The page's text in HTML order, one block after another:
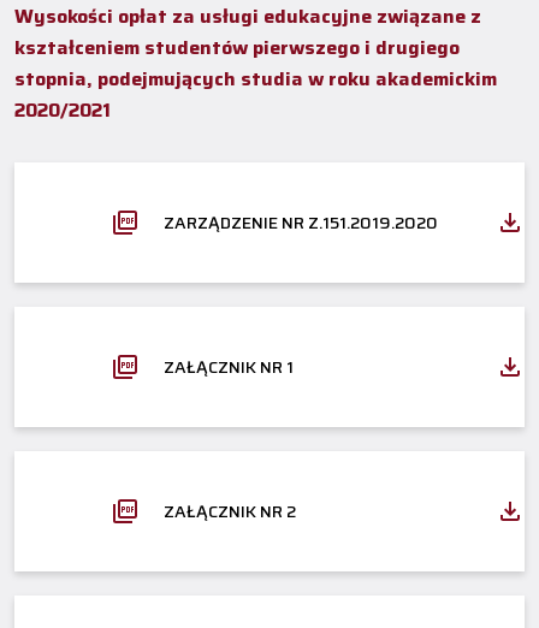
Wysokości opłat za usługi edukacyjne związane z
kształceniem studentów pierwszego i drugiego
stopnia, podejmujących studia w roku akademickim
2020/2021
ZARZĄDZENIE NR Z.151.2019.2020
ZAŁĄCZNIK NR 1
ZAŁĄCZNIK NR 2